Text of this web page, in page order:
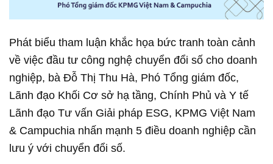
Phát biểu tham luận khắc họa bức tranh toàn cảnh
về việc đầu tư công nghệ chuyển đổi số cho doanh
nghiệp, bà Đỗ Thị Thu Hà, Phó Tổng giám đốc,
Lãnh đạo Khối Cơ sở hạ tầng, Chính Phủ và Y tế
Lãnh đạo Tư vấn Giải pháp ESG, KPMG Việt Nam
& Campuchia nhấn mạnh 5 điều doanh nghiệp cần
lưu ý với chuyển đổi số.